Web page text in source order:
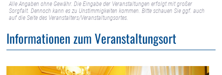
Alle Angaben ohne Gewähr. Die Eingabe der Veranstaltungen erfolgt mit großer
Sorgfalt. Dennoch kann es zu Unstimmigkeiten kommen. Bitte schauen Sie ggf. auch
auf die Seite des Veranstalters/Veranstaltungsortes.
Informationen zum Veranstaltungsort